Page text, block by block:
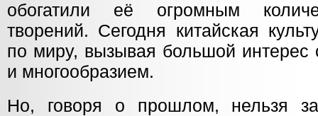
обогатили её огромным
творений. Сегодня китайская
по миру, вызывая большой интерес
и многообразием.
Но, говоря о прошлом, нельзя